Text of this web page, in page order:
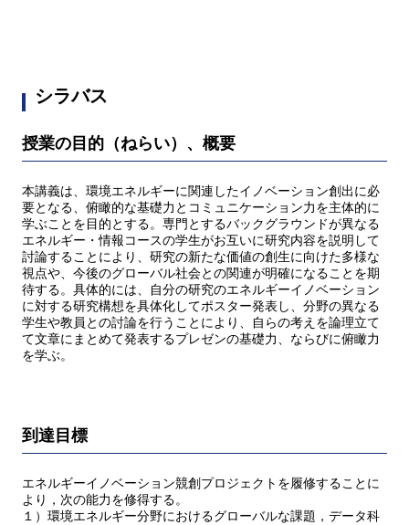
シラバス
授業の目的（ねらい）、概要
本講義は、環境エネルギーに関連したイノベーション創出に必
要となる、俯瞰的な基礎力とコミュニケーション力を主体的に
学ぶことを目的とする。専門とするバックグラウンドが異なる
エネルギー・情報コースの学生がお互いに研究内容を説明して
討論することにより、研究の新たな価値の創生に向けた多様な
視点や、今後のグローバル社会との関連が明確になることを期
待する。具体的には、自分の研究のエネルギーイノベーション
に対する研究構想を具体化してポスター発表し、分野の異なる
学生や教員との討論を行うことにより、自らの考えを論理立て
て文章にまとめて発表するプレゼンの基礎力、ならびに俯瞰力
を学ぶ。
到達目標
エネルギーイノベーション競創プロジェクトを履修することに
より，次の能力を修得する。
１）環境エネルギー分野におけるグローバルな課題，データ科